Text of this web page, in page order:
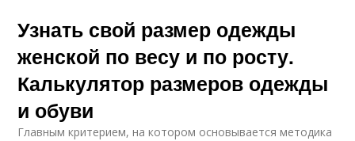
Узнать свой размер одежды
женской по весу и по росту.
Калькулятор размеров одежды
и обуви
Главным критерием, на котором основывается методика